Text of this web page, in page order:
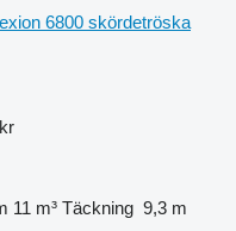
6800 skördetröska
11 m³ Täckning 9,3 m